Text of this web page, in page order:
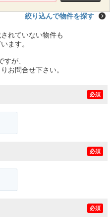
絞り込んで物件を探す
れていない物件も
ます。
すが、
お問合せ下さい。
必須
必須
必須